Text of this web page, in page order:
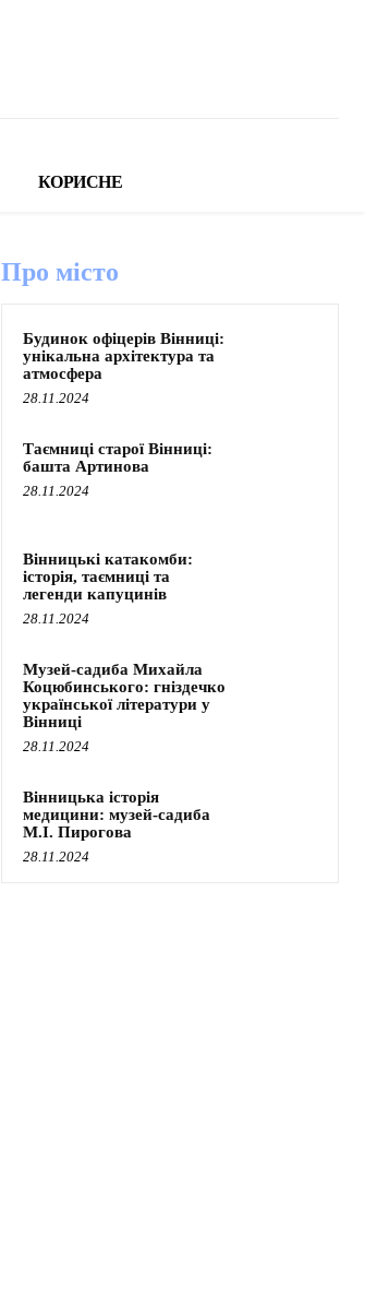
КОРИСНЕ
Про місто
Будинок офіцерів Вінниці:
унікальна архітектура та
атмосфера
28.11.2024
Таємниці старої Вінниці:
башта Артинова
28.11.2024
Вінницькі катакомби:
історія, таємниці та
легенди капуцинів
28.11.2024
Музей-садиба Михайла
Коцюбинського: гніздечко
української літератури у
Вінниці
28.11.2024
Вінницька історія
медицини: музей-садиба
М.І. Пирогова
28.11.2024